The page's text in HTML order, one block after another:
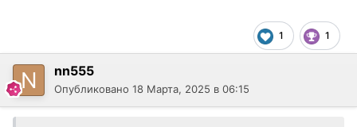
1 1
nn555
Опубликовано 18 Марта, 2025 в 06:15